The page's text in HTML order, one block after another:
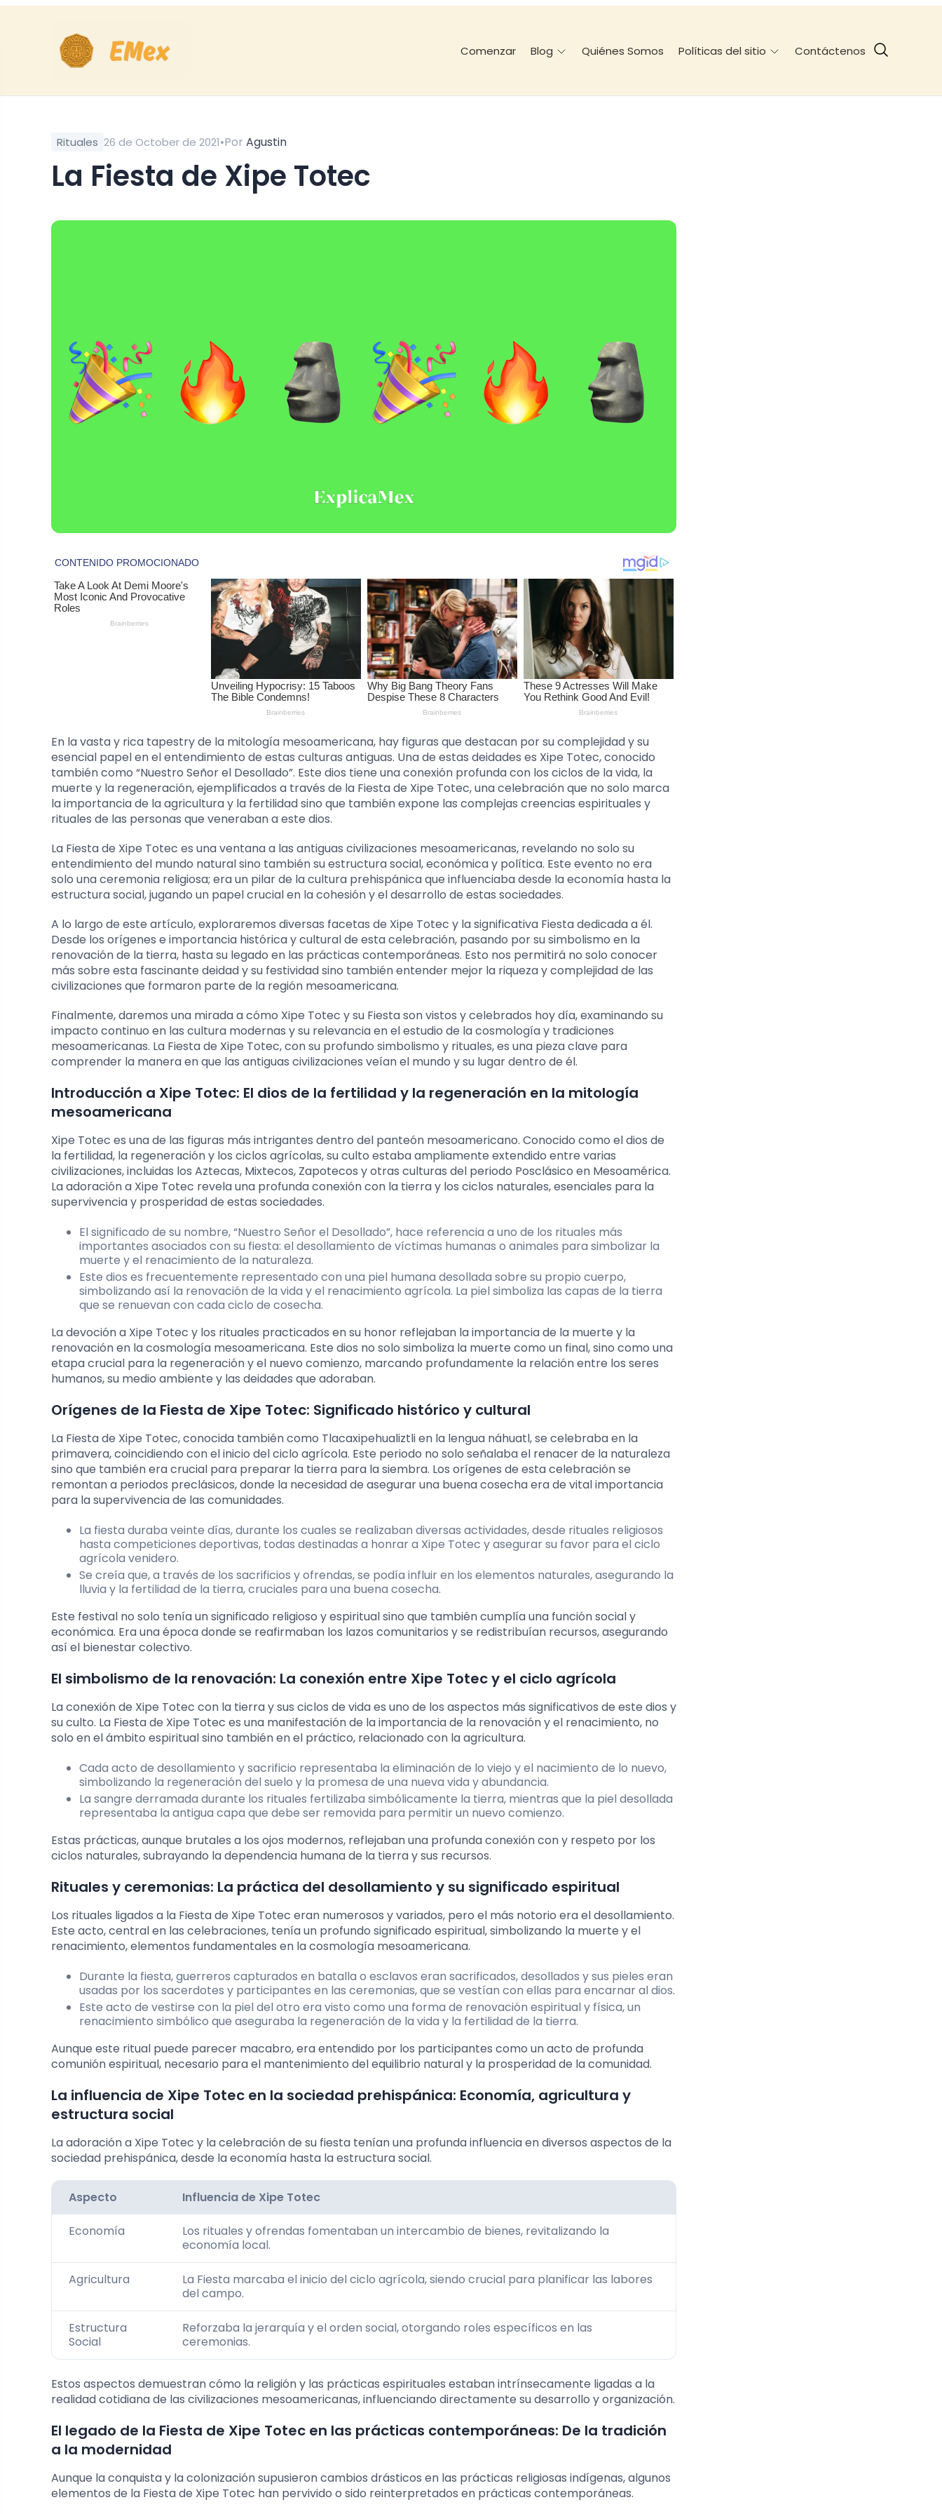
Comenzar Blog Quiénes Somos Políticas del sitio Contáctenos
Rituales 26 de October de 2021•Por Agustin
La Fiesta de Xipe Totec
En la vasta y rica tapestry de la mitología mesoamericana, hay figuras que destacan por su complejidad y su
esencial papel en el entendimiento de estas culturas antiguas. Una de estas deidades es Xipe Totec, conocido
también como “Nuestro Señor el Desollado”. Este dios tiene una conexión profunda con los ciclos de la vida, la
muerte y la regeneración, ejemplificados a través de la Fiesta de Xipe Totec, una celebración que no solo marca
la importancia de la agricultura y la fertilidad sino que también expone las complejas creencias espirituales y
rituales de las personas que veneraban a este dios.
La Fiesta de Xipe Totec es una ventana a las antiguas civilizaciones mesoamericanas, revelando no solo su
entendimiento del mundo natural sino también su estructura social, económica y política. Este evento no era
solo una ceremonia religiosa; era un pilar de la cultura prehispánica que influenciaba desde la economía hasta la
estructura social, jugando un papel crucial en la cohesión y el desarrollo de estas sociedades.
A lo largo de este artículo, exploraremos diversas facetas de Xipe Totec y la significativa Fiesta dedicada a él.
Desde los orígenes e importancia histórica y cultural de esta celebración, pasando por su simbolismo en la
renovación de la tierra, hasta su legado en las prácticas contemporáneas. Esto nos permitirá no solo conocer
más sobre esta fascinante deidad y su festividad sino también entender mejor la riqueza y complejidad de las
civilizaciones que formaron parte de la región mesoamericana.
Finalmente, daremos una mirada a cómo Xipe Totec y su Fiesta son vistos y celebrados hoy día, examinando su
impacto continuo en las cultura modernas y su relevancia en el estudio de la cosmología y tradiciones
mesoamericanas. La Fiesta de Xipe Totec, con su profundo simbolismo y rituales, es una pieza clave para
comprender la manera en que las antiguas civilizaciones veían el mundo y su lugar dentro de él.
Introducción a Xipe Totec: El dios de la fertilidad y la regeneración en la mitología
mesoamericana
Xipe Totec es una de las figuras más intrigantes dentro del panteón mesoamericano. Conocido como el dios de
la fertilidad, la regeneración y los ciclos agrícolas, su culto estaba ampliamente extendido entre varias
civilizaciones, incluidas los Aztecas, Mixtecos, Zapotecos y otras culturas del periodo Posclásico en Mesoamérica.
La adoración a Xipe Totec revela una profunda conexión con la tierra y los ciclos naturales, esenciales para la
supervivencia y prosperidad de estas sociedades.
El significado de su nombre, “Nuestro Señor el Desollado”, hace referencia a uno de los rituales más
importantes asociados con su fiesta: el desollamiento de víctimas humanas o animales para simbolizar la
muerte y el renacimiento de la naturaleza.
Este dios es frecuentemente representado con una piel humana desollada sobre su propio cuerpo,
simbolizando así la renovación de la vida y el renacimiento agrícola. La piel simboliza las capas de la tierra
que se renuevan con cada ciclo de cosecha.
La devoción a Xipe Totec y los rituales practicados en su honor reflejaban la importancia de la muerte y la
renovación en la cosmología mesoamericana. Este dios no solo simboliza la muerte como un final, sino como una
etapa crucial para la regeneración y el nuevo comienzo, marcando profundamente la relación entre los seres
humanos, su medio ambiente y las deidades que adoraban.
Orígenes de la Fiesta de Xipe Totec: Significado histórico y cultural
La Fiesta de Xipe Totec, conocida también como Tlacaxipehualiztli en la lengua náhuatl, se celebraba en la
primavera, coincidiendo con el inicio del ciclo agrícola. Este periodo no solo señalaba el renacer de la naturaleza
sino que también era crucial para preparar la tierra para la siembra. Los orígenes de esta celebración se
remontan a periodos preclásicos, donde la necesidad de asegurar una buena cosecha era de vital importancia
para la supervivencia de las comunidades.
La fiesta duraba veinte días, durante los cuales se realizaban diversas actividades, desde rituales religiosos
hasta competiciones deportivas, todas destinadas a honrar a Xipe Totec y asegurar su favor para el ciclo
agrícola venidero.
Se creía que, a través de los sacrificios y ofrendas, se podía influir en los elementos naturales, asegurando la
lluvia y la fertilidad de la tierra, cruciales para una buena cosecha.
Este festival no solo tenía un significado religioso y espiritual sino que también cumplía una función social y
económica. Era una época donde se reafirmaban los lazos comunitarios y se redistribuían recursos, asegurando
así el bienestar colectivo.
El simbolismo de la renovación: La conexión entre Xipe Totec y el ciclo agrícola
La conexión de Xipe Totec con la tierra y sus ciclos de vida es uno de los aspectos más significativos de este dios y
su culto. La Fiesta de Xipe Totec es una manifestación de la importancia de la renovación y el renacimiento, no
solo en el ámbito espiritual sino también en el práctico, relacionado con la agricultura.
Cada acto de desollamiento y sacrificio representaba la eliminación de lo viejo y el nacimiento de lo nuevo,
simbolizando la regeneración del suelo y la promesa de una nueva vida y abundancia.
La sangre derramada durante los rituales fertilizaba simbólicamente la tierra, mientras que la piel desollada
representaba la antigua capa que debe ser removida para permitir un nuevo comienzo.
Estas prácticas, aunque brutales a los ojos modernos, reflejaban una profunda conexión con y respeto por los
ciclos naturales, subrayando la dependencia humana de la tierra y sus recursos.
Rituales y ceremonias: La práctica del desollamiento y su significado espiritual
Los rituales ligados a la Fiesta de Xipe Totec eran numerosos y variados, pero el más notorio era el desollamiento.
Este acto, central en las celebraciones, tenía un profundo significado espiritual, simbolizando la muerte y el
renacimiento, elementos fundamentales en la cosmología mesoamericana.
Durante la fiesta, guerreros capturados en batalla o esclavos eran sacrificados, desollados y sus pieles eran
usadas por los sacerdotes y participantes en las ceremonias, que se vestían con ellas para encarnar al dios.
Este acto de vestirse con la piel del otro era visto como una forma de renovación espiritual y física, un
renacimiento simbólico que aseguraba la regeneración de la vida y la fertilidad de la tierra.
Aunque este ritual puede parecer macabro, era entendido por los participantes como un acto de profunda
comunión espiritual, necesario para el mantenimiento del equilibrio natural y la prosperidad de la comunidad.
La influencia de Xipe Totec en la sociedad prehispánica: Economía, agricultura y
estructura social
La adoración a Xipe Totec y la celebración de su fiesta tenían una profunda influencia en diversos aspectos de la
sociedad prehispánica, desde la economía hasta la estructura social.
Aspecto Influencia de Xipe Totec
Economía
Los rituales y ofrendas fomentaban un intercambio de bienes, revitalizando la
economía local.
Agricultura
La Fiesta marcaba el inicio del ciclo agrícola, siendo crucial para planificar las labores
del campo.
Estructura
Social
Reforzaba la jerarquía y el orden social, otorgando roles específicos en las
ceremonias.
Estos aspectos demuestran cómo la religión y las prácticas espirituales estaban intrínsecamente ligadas a la
realidad cotidiana de las civilizaciones mesoamericanas, influenciando directamente su desarrollo y organización.
El legado de la Fiesta de Xipe Totec en las prácticas contemporáneas: De la tradición
a la modernidad
Aunque la conquista y la colonización supusieron cambios drásticos en las prácticas religiosas indígenas, algunos
elementos de la Fiesta de Xipe Totec han pervivido o sido reinterpretados en prácticas contemporáneas.